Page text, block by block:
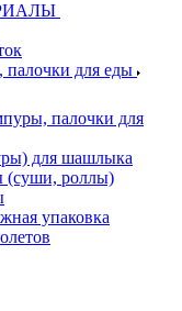
для еды
палочки для
для шашлыка
(суши, роллы)
упаковка